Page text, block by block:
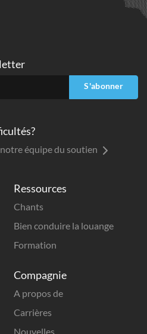
Ressources
Chants
Bien conduire la louange
Formation
Compagnie
A propos de
Carrières
Nouvelles
S'abonner
équipe du soutien